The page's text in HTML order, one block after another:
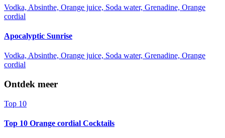
Vodka, Absinthe, Orange juice, Soda water, Grenadine, Orange
cordial
Apocalyptic Sunrise
Vodka, Absinthe, Orange juice, Soda water, Grenadine, Orange
cordial
Ontdek meer
Top 10
Top 10 Orange cordial Cocktails